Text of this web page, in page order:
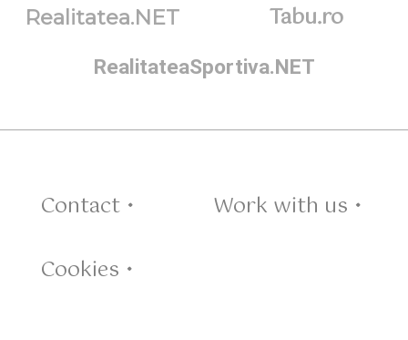
Realitatea.NET Tabu.ro
RealitateaSportiva.NET
Contact •
Work with us •
Cookies •